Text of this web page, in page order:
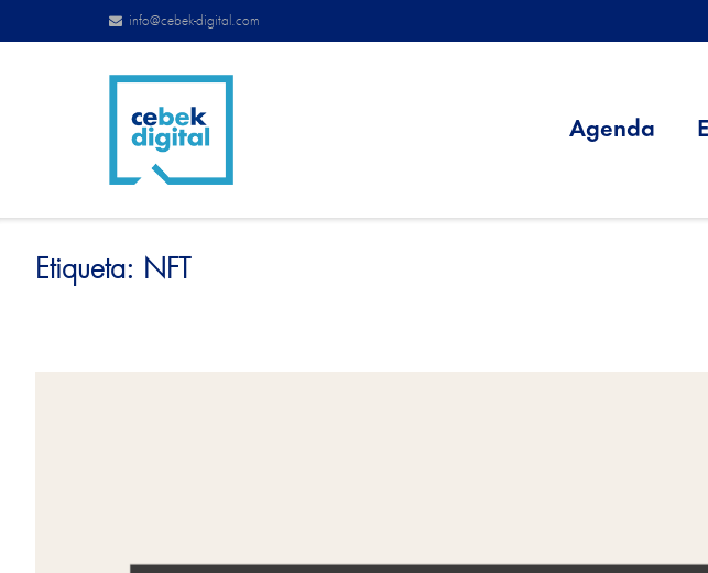
info@cebek-digital.com
Agenda
Etiqueta: NFT